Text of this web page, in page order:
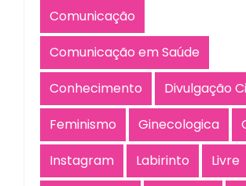
Comunicação
Comunicação em Saúde
Conhecimento
Divulgação
Feminismo
Ginecologica
Instagram
Labirinto
Livre